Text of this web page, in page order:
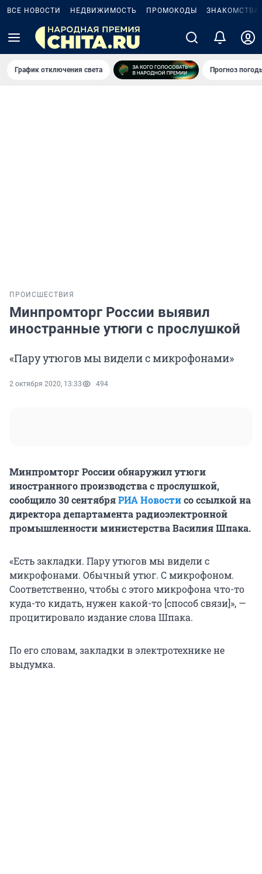
ВСЕ НОВОСТИ НЕДВИЖИМОСТЬ ПРОМОКОДЫ ЗНАКОМСТВА
График отключения света Прогноз
ПРОИСШЕСТВИЯ
Минпромторг России выявил
иностранные утюги с прослушкой
«Пару утюгов мы видели с микрофонами»
2 октября 2020, 13:33 494
Минпромторг России обнаружил утюги
иностранного производства с прослушкой,
сообщило 30 сентябряРИА Новостисо ссылкой на
директора департамента радиоэлектронной
промышленности министерства Василия Шпака.
«Есть закладки. Пару утюгов мы видели с
микрофонами. Обычный утюг. С микрофоном.
Соответственно, чтобы с этого микрофона что-то
куда-то кидать, нужен какой-то [способ связи]», —
процитировало издание слова Шпака.
По его словам, закладки в электротехнике не
выдумка.